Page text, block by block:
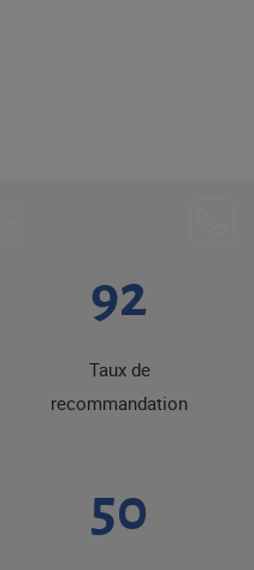
92
Taux de
recommandation
50